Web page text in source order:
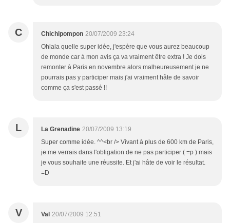
C Chichipompon 20/07/2009 23:24
Ohlala quelle super idée, j'espère que vous aurez beaucoup
de monde car à mon avis ça va vraiment être extra ! Je dois
remonter à Paris en novembre alors malheureusement je ne
pourrais pas y participer mais j'ai vraiment hâte de savoir
comme ça s'est passé !!
L La Grenadine 20/07/2009 13:19
Super comme idée. ^^<br /> Vivant à plus de 600 km de Paris,
je me verrais dans l'obligation de ne pas participer ( =p ) mais
je vous souhaite une réussite. Et j'ai hâte de voir le résultat.
=D
V Val 20/07/2009 12:51